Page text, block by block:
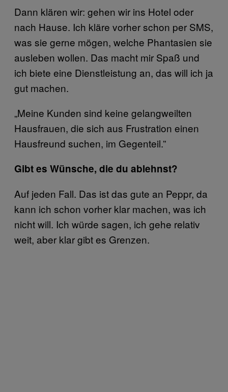
Dann klären wir: gehen wir ins Hotel oder
nach Hause. Ich kläre vorher schon per SMS,
was sie gerne mögen, welche Phantasien sie
ausleben wollen. Das macht mir Spaß und
ich biete eine Dienstleistung an, das will ich ja
gut machen.
„Meine Kunden sind keine gelangweilten
Hausfrauen, die sich aus Frustration einen
Hausfreund suchen, im Gegenteil.”
Gibt es Wünsche, die du ablehnst?
Auf jeden Fall. Das ist das gute an Peppr, da
kann ich schon vorher klar machen, was ich
nicht will. Ich würde sagen, ich gehe relativ
weit, aber klar gibt es Grenzen.